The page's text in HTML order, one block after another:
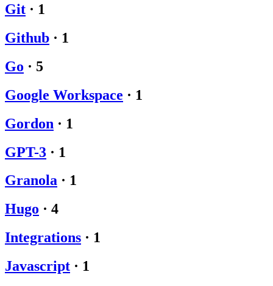
Git · 1
Github · 1
Go · 5
Google Workspace · 1
Gordon · 1
GPT-3 · 1
Granola · 1
Hugo · 4
Integrations · 1
Javascript · 1